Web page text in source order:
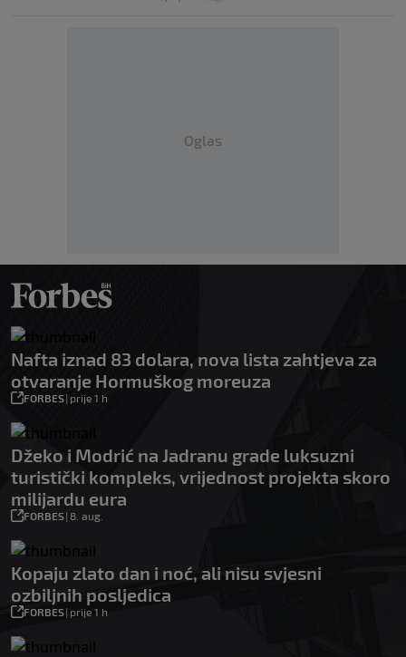
Oglas
Nafta iznad 83 dolara, nova lista zahtjeva za
otvaranje Hormuškog moreuza
FORBES| prije 1 h
Džeko i Modrić na Jadranu grade luksuzni
turistički kompleks, vrijednost projekta skoro
milijardu eura
FORBES| 8. aug.
Kopaju zlato dan i noć, ali nisu svjesni
ozbiljnih posljedica
FORBES| prije 1 h